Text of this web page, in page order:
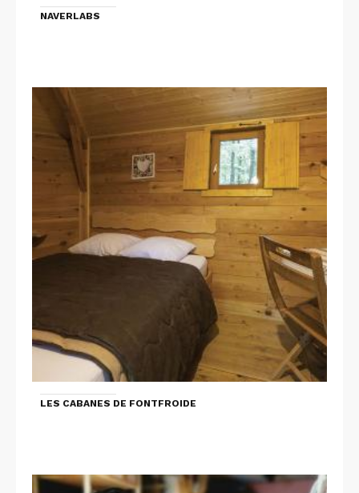
NAVERLABS
LES CABANES DE FONTFROIDE